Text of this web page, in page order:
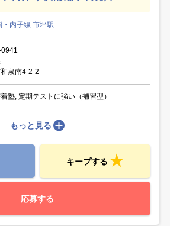
・内子線 市坪駅
泉南4-2-2
塾, 定期テストに強い（補習型）
もっと見る
キープする
応募する